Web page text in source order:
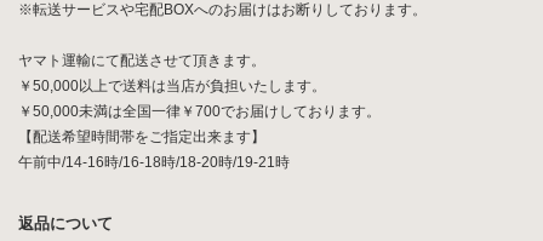
※転送サービスや宅配BOXへのお届けはお断りしております。
ヤマト運輸にて配送させて頂きます。
￥50,000以上で送料は当店が負担いたします。
￥50,000未満は全国一律￥700でお届けしております。
【配送希望時間帯をご指定出来ます】
午前中/14-16時/16-18時/18-20時/19-21時
返品について